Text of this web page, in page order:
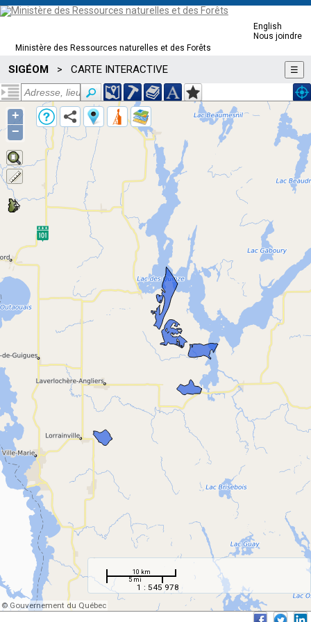
Ministère des Ressources naturelles et des Forêts
English
Nous joindre
SIGÉOM > CARTE INTERACTIVE ☰
10 km
5 mi
1 : 545 978
© Gouvernement du Québec
+
−